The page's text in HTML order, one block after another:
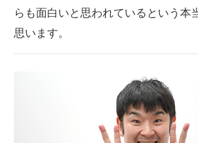
らも面白いと思われているという本
思います。